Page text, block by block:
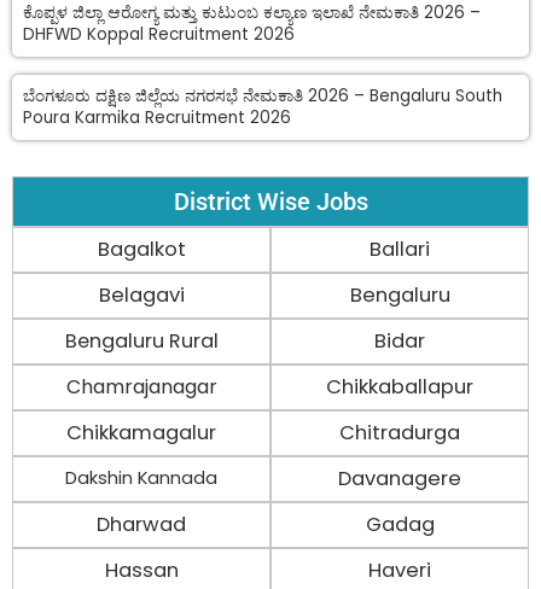
ಕೊಪ್ಪಳ ಜಿಲ್ಲಾ ಆರೋಗ್ಯ ಮತ್ತು ಕುಟುಂಬ ಕಲ್ಯಾಣ ಇಲಾಖೆ ನೇಮಕಾತಿ 2026 –
DHFWD Koppal Recruitment 2026
ಬೆಂಗಳೂರು ದಕ್ಷಿಣ ಜಿಲ್ಲೆಯ ನಗರಸಭೆ ನೇಮಕಾತಿ 2026 – Bengaluru South
Poura Karmika Recruitment 2026
District Wise Jobs
Bagalkot
Ballari
Belagavi
Bengaluru
Bengaluru Rural
Bidar
Chamrajanagar
Chikkaballapur
Chikkamagalur
Chitradurga
Dakshin Kannada
Davanagere
Dharwad
Gadag
Hassan
Haveri